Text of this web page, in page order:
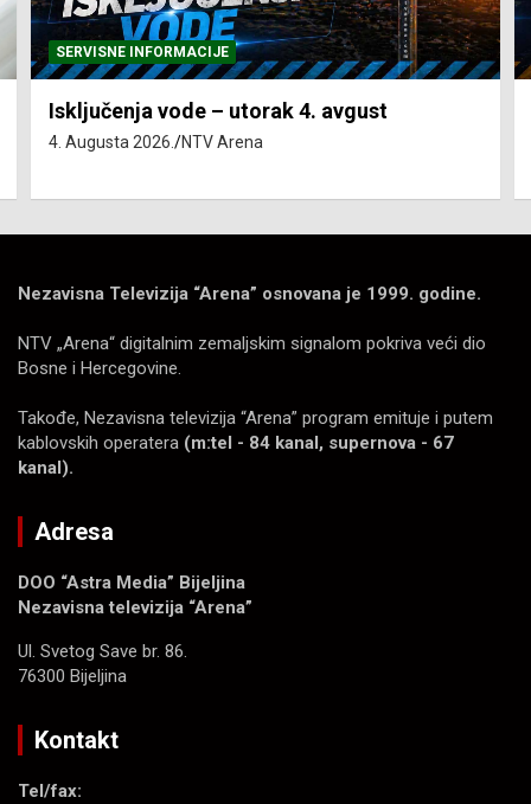
SERVISNE INFORMACIJE
Isključenja vode – utorak 4. avgust
4. Augusta 2026. NTV Arena
Nezavisna Televizija “Arena” osnovana je 1999. godine.
NTV „Arena“ digitalnim zemaljskim signalom pokriva veći dio
Bosne i Hercegovine.
Takođe, Nezavisna televizija “Arena” program emituje i putem
kablovskih operatera (m:tel - 84 kanal, supernova - 67
kanal).
Adresa
DOO “Astra Media” Bijeljina
Nezavisna televizija “Arena”
Ul. Svetog Save br. 86.
76300 Bijeljina
Kontakt
Tel/fax: